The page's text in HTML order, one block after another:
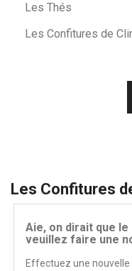
Les Thés
Les Confitures de
Les Confitures
Aie, on dirait que
veuillez faire une
Effectuez une nouvelle